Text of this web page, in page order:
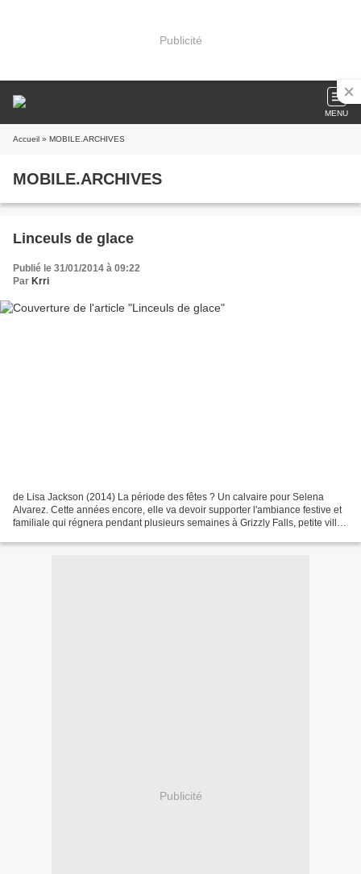
Publicité
MENU
Accueil » MOBILE.ARCHIVES
MOBILE.ARCHIVES
Linceuls de glace
Publié le 31/01/2014 à 09:22
Par Krri
de Lisa Jackson (2014) La période des fêtes ? Un calvaire pour Selena
Alvarez. Cette années encore, elle va devoir supporter l'ambiance festive et
familiale qui régnera pendant plusieurs semaines à Grizzly Falls, petite ville
Publicité